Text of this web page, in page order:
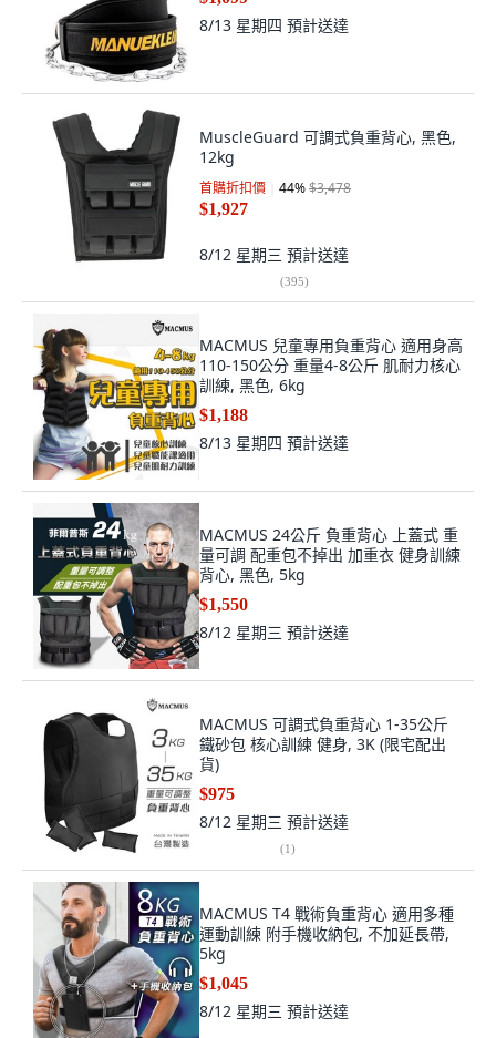
8/13 星期四 預計送達
MuscleGuard 可調式負重背心, 黑色,
12kg
首購折扣價 44%$3,478
$1,927
8/12 星期三 預計送達
(395)
MACMUS 兒童專用負重背心 適用身高
110-150公分 重量4-8公斤 肌耐力核心
訓練, 黑色, 6kg
$1,188
8/13 星期四 預計送達
MACMUS 24公斤 負重背心 上蓋式 重
量可調 配重包不掉出 加重衣 健身訓練
背心, 黑色, 5kg
$1,550
8/12 星期三 預計送達
MACMUS 可調式負重背心 1-35公斤
鐵砂包 核心訓練 健身, 3K (限宅配出
貨)
$975
8/12 星期三 預計送達
(1)
MACMUS T4 戰術負重背心 適用多種
運動訓練 附手機收納包, 不加延長帶,
5kg
$1,045
8/12 星期三 預計送達